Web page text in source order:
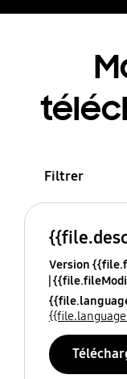
Filtrer
Version